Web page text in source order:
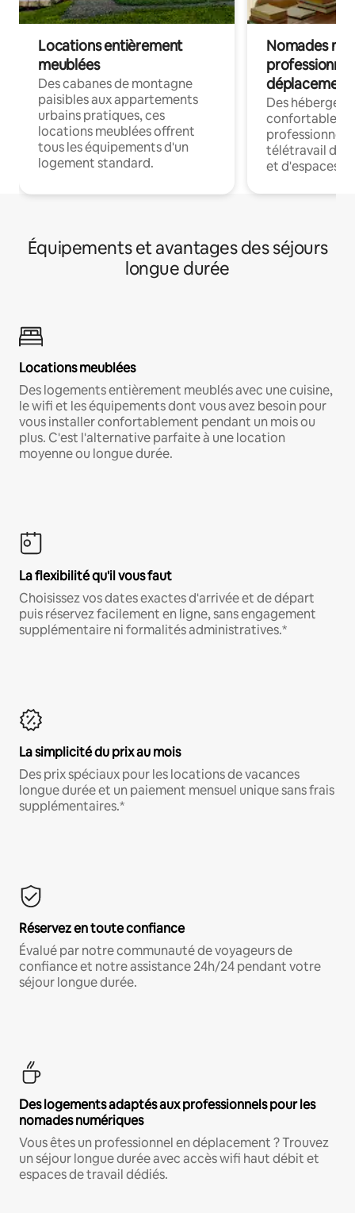
Locations entièrement
meublées
Des cabanes de montagne
paisibles aux appartements
urbains pratiques, ces
locations meublées offrent
tous les équipements d'un
logement standard.
Nomades
déplacement
Des
confortables
professionnels
télétravail
et d'espaces
Équipements et avantages des séjours
longue durée
Locations meublées
Des logements entièrement meublés avec une cuisine,
le wifi et les équipements dont vous avez besoin pour
vous installer confortablement pendant un mois ou
plus. C'est l'alternative parfaite à une location
moyenne ou longue durée.
La flexibilité qu'il vous faut
Choisissez vos dates exactes d'arrivée et de départ
puis réservez facilement en ligne, sans engagement
supplémentaire ni formalités administratives.*
La simplicité du prix au mois
Des prix spéciaux pour les locations de vacances
longue durée et un paiement mensuel unique sans frais
supplémentaires.*
Réservez en toute confiance
Évalué par notre communauté de voyageurs de
confiance et notre assistance 24h/24 pendant votre
séjour longue durée.
Des logements adaptés aux professionnels pour les
nomades numériques
Vous êtes un professionnel en déplacement ? Trouvez
un séjour longue durée avec accès wifi haut débit et
espaces de travail dédiés.